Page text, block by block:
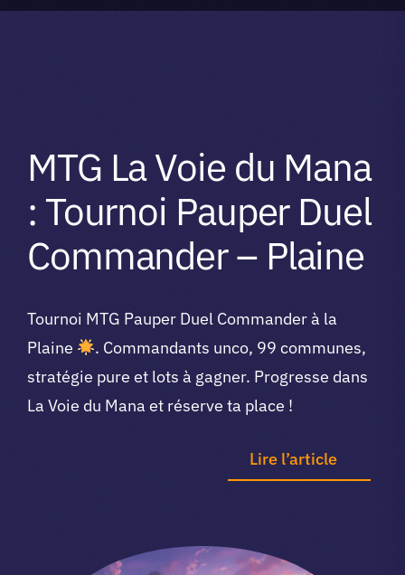
app.
Vibe Game
MTG La Voie du Mana
: Tournoi Pauper Duel
Commander – Plaine
Tournoi MTG Pauper Duel Commander à la
Plaine
. Commandants unco, 99 communes,
stratégie pure et lots à gagner. Progresse dans
La Voie du Mana et réserve ta place !
Lire l’article